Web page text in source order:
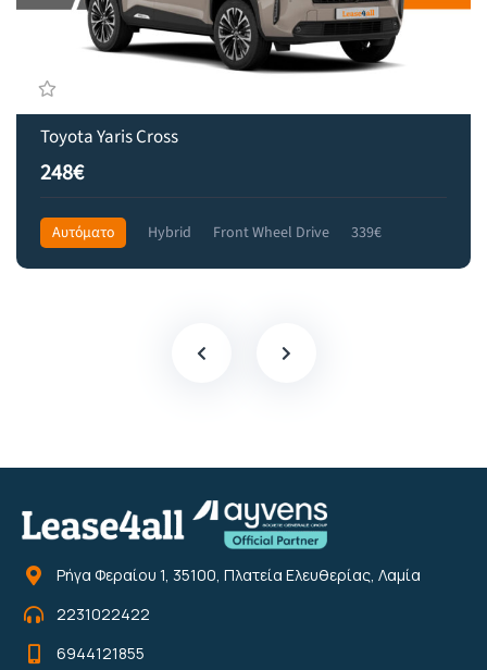
Toyota Yaris Cross
248€
Αυτόματο Hybrid Front Wheel Drive 339€
Ρήγα Φεραίου 1, 35100, Πλατεία Ελευθερίας, Λαμία
2231022422
6944121855